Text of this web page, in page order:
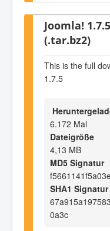
Joomla!
(.tar.bz2)
This is the full
1.7.5
6.172 Mal
Dateigröße
4,13 MB
MD5 Signatur
SHA1 Signatur
0a3c